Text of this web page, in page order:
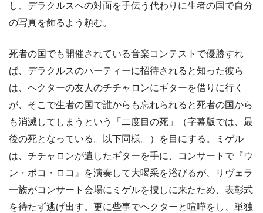
し、デラクルスへの対面を手伝う代わりに生者の国で自分
の写真を飾るよう頼む。
死者の国でも開催されている音楽コンテストで優勝すれ
ば、デラクルスのパーティーに招待されると知った彼ら
は、ヘクターの友人のチチャロンにギターを借りに行く
が、そこで生者の国で誰からも忘れられると死者の国から
も消滅してしまうという「二度目の死」（字幕版では、最
後の死となっている。以下同様。）を目にする。ミゲル
は、チチャロンが遺したギターを手に、コンサートで『ウ
ン・ポコ・ロコ』を演奏して大喝采を浴びるが、リヴェラ
一族がコンサート会場にミゲルを捜しに来たため、表彰式
を待たず逃げ出す。更に些事でヘクターと喧嘩をし、単独